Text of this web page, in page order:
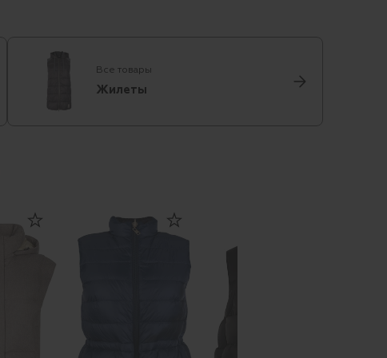
Все товары
Жилеты